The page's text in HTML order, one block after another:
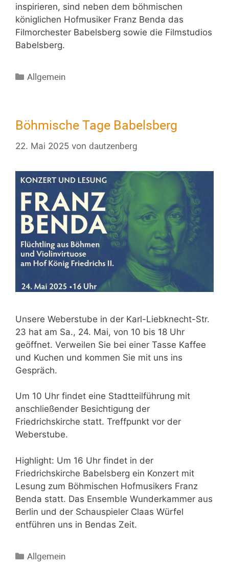
inspirieren, sind neben dem böhmischen
königlichen Hofmusiker Franz Benda das
Filmorchester Babelsberg sowie die Filmstudios
Babelsberg.
Allgemein
Böhmische Tage Babelsberg
22. Mai 2025 von dautzenberg
Unsere Weberstube in der Karl-Liebknecht-Str.
23 hat am Sa., 24. Mai, von 10 bis 18 Uhr
geöffnet. Verweilen Sie bei einer Tasse Kaffee
und Kuchen und kommen Sie mit uns ins
Gespräch.
Um 10 Uhr findet eine Stadtteilführung mit
anschließender Besichtigung der
Friedrichskirche statt. Treffpunkt vor der
Weberstube.
Highlight: Um 16 Uhr findet in der
Friedrichskirche Babelsberg ein Konzert mit
Lesung zum Böhmischen Hofmusikers Franz
Benda statt. Das Ensemble Wunderkammer aus
Berlin und der Schauspieler Claas Würfel
entführen uns in Bendas Zeit.
Allgemein